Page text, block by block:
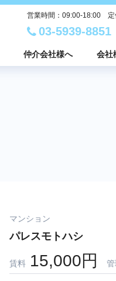
営業時間：09:00-18:00 定
03-5939-8851
仲介会社様へ 会社
マンション
パレスモトハシ
賃料 15,000円